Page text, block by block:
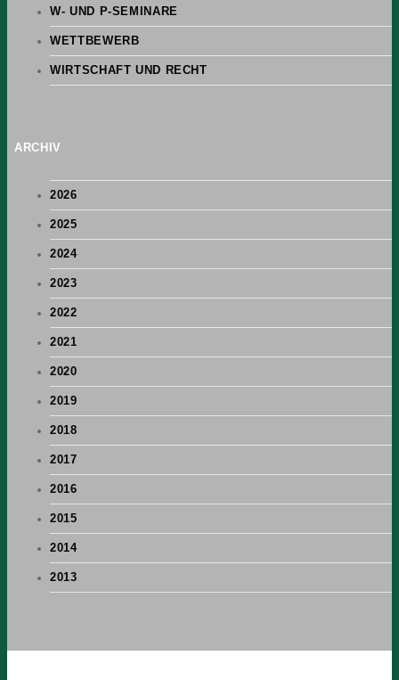
W- UND P-SEMINARE
WETTBEWERB
WIRTSCHAFT UND RECHT
ARCHIV
2026
2025
2024
2023
2022
2021
2020
2019
2018
2017
2016
2015
2014
2013